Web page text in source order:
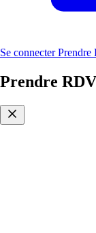
Se connecter Prendre
Prendre RDV